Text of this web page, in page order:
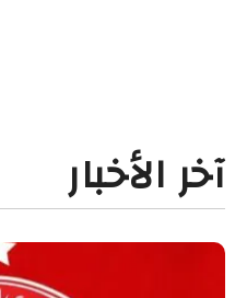
آخر الأخبار